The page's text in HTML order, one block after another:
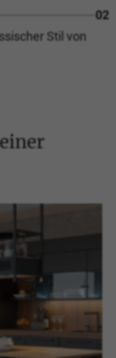
02
Stil von